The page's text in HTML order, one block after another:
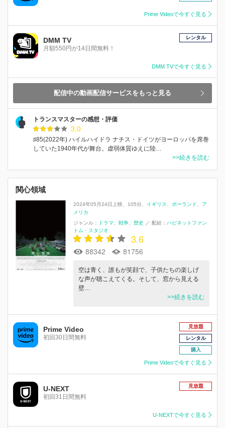
Prime Videoで今すぐ見る
DMM TV
月額550円が14日間無料！
レンタル
DMM TVで今すぐ見る
配信中の動画配信サービスをもっと見る
トランスマスターの感想・評価
3.0
♯85(2022年) ハイルハイドラ ナチス・ドイツがヨーロッパを席巻
していた1940年代が舞台。虚弱体質ゆえに陸…
>>続きを読む
関心領域
2024年05月24日上映 105分 イギリス ポーランド
ア
メリカ
ジャンル：
ドラマ 戦争 歴史 ／ 配給： ハピネットファン
トム・スタジオ
3.6
88342 81756
空は青く、誰もが笑顔で、子供たちの楽しげ
な声が聴こえてくる。そして、窓から見える
壁…
>>続きを読む
Prime Video
初回30日間無料
見放題
レンタル
購入
Prime Videoで今すぐ見る
U-NEXT
初回31日間無料
見放題
U-NEXTで今すぐ見る